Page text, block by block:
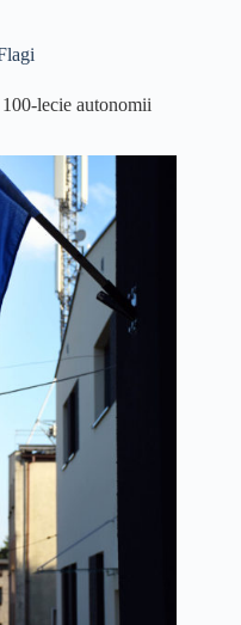
lecie autonomii